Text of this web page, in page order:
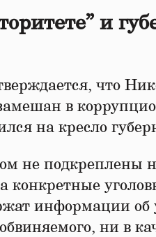
и
что
в
на кресло
не подкреплены
информации
ни в